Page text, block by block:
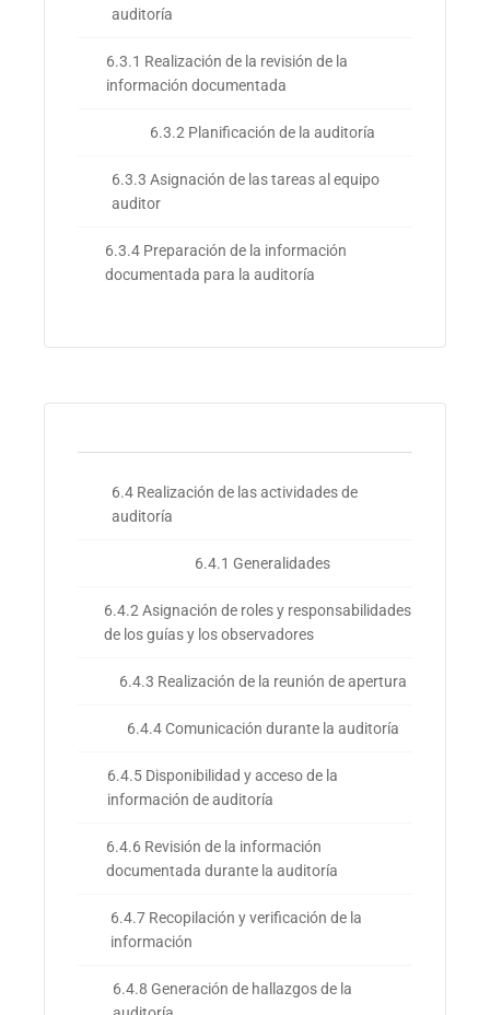
auditoría
6.3.1 Realización de la revisión de la
información documentada
6.3.2 Planificación de la auditoría
6.3.3 Asignación de las tareas al equipo
auditor
6.3.4 Preparación de la información
documentada para la auditoría
6.4 Realización de las actividades de
auditoría
6.4.1 Generalidades
6.4.2 Asignación de roles y responsabilidades
de los guías y los observadores
6.4.3 Realización de la reunión de apertura
6.4.4 Comunicación durante la auditoría
6.4.5 Disponibilidad y acceso de la
información de auditoría
6.4.6 Revisión de la información
documentada durante la auditoría
6.4.7 Recopilación y verificación de la
información
6.4.8 Generación de hallazgos de la